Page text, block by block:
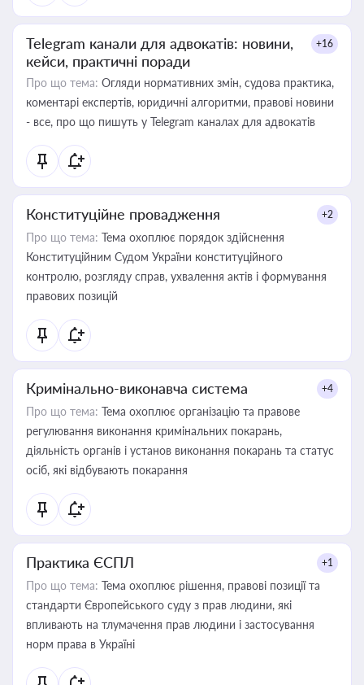
Telegram канали для адвокатів: новини,
кейси, практичні поради
+16
Про що тема: Огляди нормативних змін, судова практика,
коментарі експертів, юридичні алгоритми, правові новини
- все, про що пишуть у Telegram каналах для адвокатів
Конституційне провадження +2
Про що тема: Тема охоплює порядок здійснення
Конституційним Судом України конституційного
контролю, розгляду справ, ухвалення актів і формування
правових позицій
Кримінально-виконавча система +4
Про що тема: Тема охоплює організацію та правове
регулювання виконання кримінальних покарань,
діяльність органів і установ виконання покарань та статус
осіб, які відбувають покарання
Практика ЄСПЛ +1
Про що тема: Тема охоплює рішення, правові позиції та
стандарти Європейського суду з прав людини, які
впливають на тлумачення прав людини і застосування
норм права в Україні